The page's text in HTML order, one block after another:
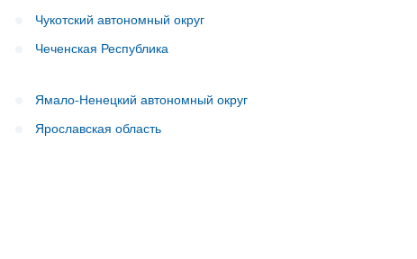
Чукотский автономный округ
Чеченская Республика
Ямало-Ненецкий автономный округ
Ярославская область